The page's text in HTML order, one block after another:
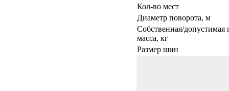
Кол-во мест
Диаметр поворота, м
Собственная/допустимая
масса, кг
Размер шин